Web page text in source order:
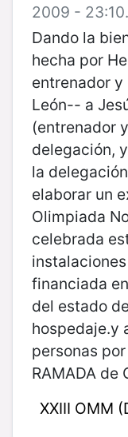
2009 - 23:10.
Dando la
hecha por
entrenador
León-- a
(entrenador
delegación,
la
elaborar un
Olimpiada
celebrada
financiada
del estado
hospedaje.y
personas
RAMADA de
XXIII OMM